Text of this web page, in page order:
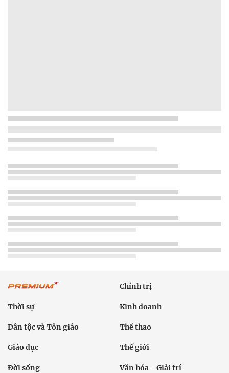
Chính trị
Thời sự Kinh doanh
Dân tộc và Tôn giáo Thể thao
Giáo dục Thế giới
Đời sống Văn hóa - Giải trí